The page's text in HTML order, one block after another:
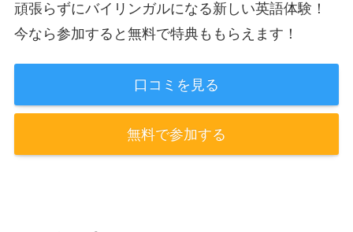
頑張らずにバイリンガルになる新しい英語体験！
今なら参加すると無料で特典ももらえます！
口コミを見る
無料で参加する